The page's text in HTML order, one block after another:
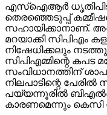
എസ്‌ഐആര്‍
തെരഞ്ഞെടുപ്പ്
സഹായിക്കാനാണ്.
മറയാക്കി സിപിഎം
നിഷേധിക്കലും
സിപിഎമ്മിന്റെ
സംവിധാനത്തിന്
നിലപാടിന്റെ പേരില്‍
പയ്യന്നൂരില്‍
കാരണമെന്നും